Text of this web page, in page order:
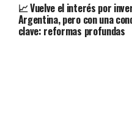
📈 Vuelve el interés por
Argentina, pero con una
clave: reformas profundas